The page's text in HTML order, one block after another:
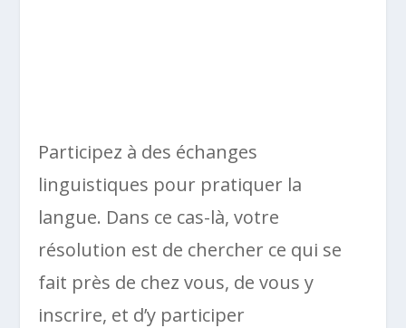
Participez à des échanges
linguistiques pour pratiquer la
langue. Dans ce cas-là, votre
résolution est de chercher ce qui se
fait près de chez vous, de vous y
inscrire, et d’y participer